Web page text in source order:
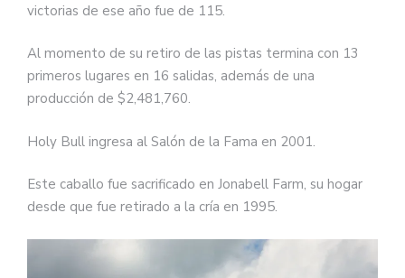
victorias de ese año fue de 115.
Al momento de su retiro de las pistas termina con 13
primeros lugares en 16 salidas, además de una
producción de $2,481,760.
Holy Bull ingresa al Salón de la Fama en 2001.
Este caballo fue sacrificado en Jonabell Farm, su hogar
desde que fue retirado a la cría en 1995.